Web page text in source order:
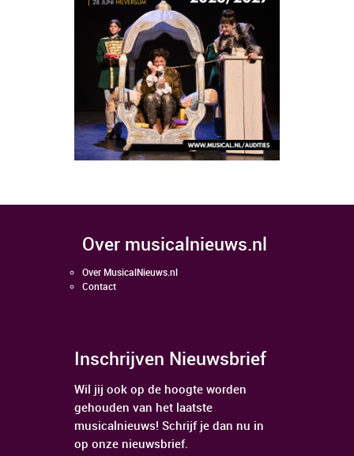
over musicalnieuws.nl
Over MusicalNieuws.nl
Contact
Inschrijven Nieuwsbrief
Wil jij ook op de hoogte worden
gehouden van het laatste
musicalnieuws! Schrijf je dan nu in
op onze nieuwsbrief.